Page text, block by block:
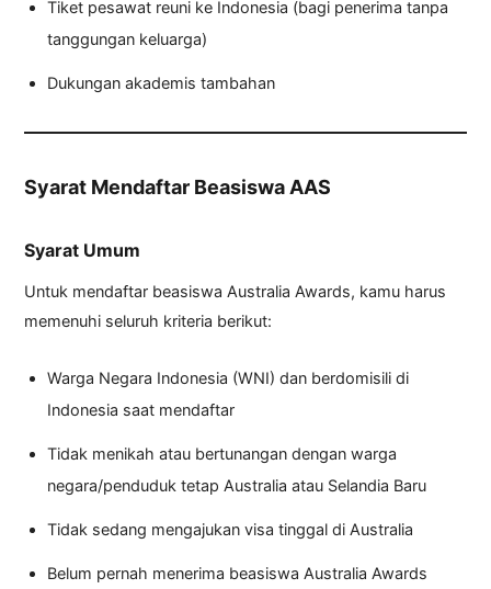
Tiket pesawat reuni ke Indonesia (bagi penerima tanpa
tanggungan keluarga)
Dukungan akademis tambahan
Syarat Mendaftar Beasiswa AAS
Syarat Umum
Untuk mendaftar beasiswa Australia Awards, kamu harus
memenuhi seluruh kriteria berikut:
Warga Negara Indonesia (WNI) dan berdomisili di
Indonesia saat mendaftar
Tidak menikah atau bertunangan dengan warga
negara/penduduk tetap Australia atau Selandia Baru
Tidak sedang mengajukan visa tinggal di Australia
Belum pernah menerima beasiswa Australia Awards